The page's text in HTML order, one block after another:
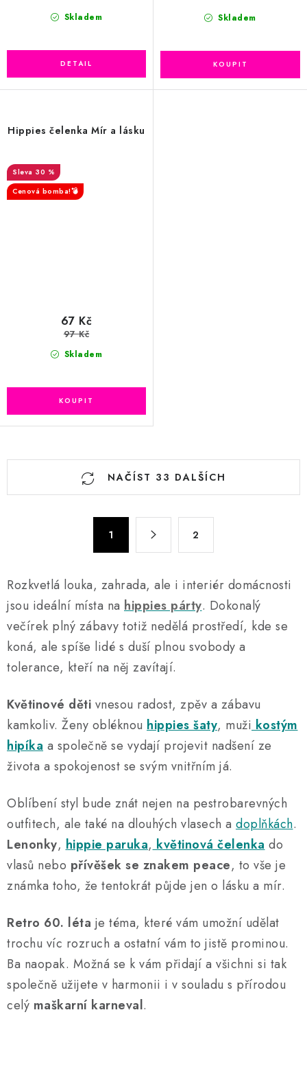
Skladem Skladem
Hippies čelenka Mír a lásku
30 %
Cenová bomba!💣
Skladem
67 Kč
97 Kč
O
c
í
p
r
v
k
v
ý
p
i
s
NAČÍST 33 DALŠÍCH
n
k
o
v
á
n
1 2
Rozkvetlá louka, zahrada, ale i interiér domácnosti
jsou ideální místa na hippies párty. Dokonalý
večírek plný zábavy totiž nedělá prostředí, kde se
koná, ale spíše lidé s duší plnou svobody a
tolerance, kteří na něj zavítají.
Květinové děti vnesou radost, zpěv a zábavu
kamkoliv. Ženy obléknou hippies šaty, muži kostým
hipíka a společně se vydají projevit nadšení ze
života a spokojenost se svým vnitřním já.
Oblíbení styl bude znát nejen na pestrobarevných
outfitech, ale také na dlouhých vlasech a doplňkách.
Lenonky, hippie paruka, květinová čelenka do
vlasů nebo přívěšek se znakem peace, to vše je
známka toho, že tentokrát půjde jen o lásku a mír.
Retro 60. léta je téma, které vám umožní udělat
trochu víc rozruch a ostatní vám to jistě prominou.
Ba naopak. Možná se k vám přidají a všichni si tak
společně užijete v harmonii i v souladu s přírodou
celý maškarní karneval.